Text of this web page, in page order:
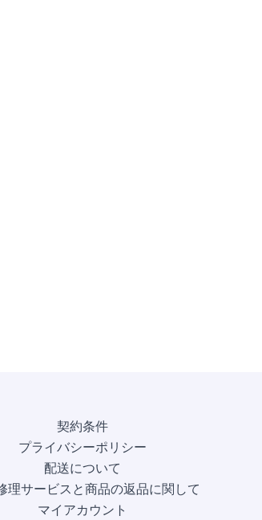
契約条件
プライバシーポリシー
配送について
理サービスと商品の返品に関して
マイアカウント